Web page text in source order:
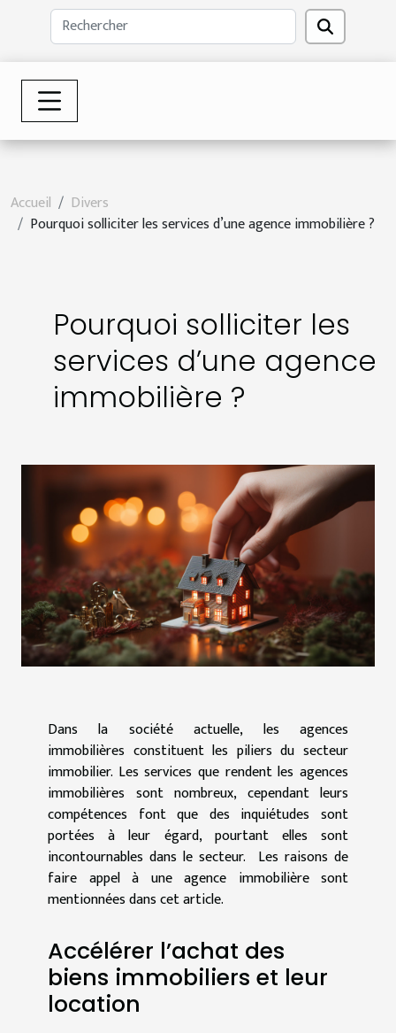
Accueil
Divers
Pourquoi solliciter les services d’une agence immobilière ?
Pourquoi solliciter les
services d’une agence
immobilière ?
Dans la société actuelle, les agences
immobilières constituent les piliers du secteur
immobilier. Les services que rendent les agences
immobilières sont nombreux, cependant leurs
compétences font que des inquiétudes sont
portées à leur égard, pourtant elles sont
incontournables dans le secteur. Les raisons de
faire appel à une agence immobilière sont
mentionnées dans cet article.
Accélérer l’achat des
biens immobiliers et leur
location